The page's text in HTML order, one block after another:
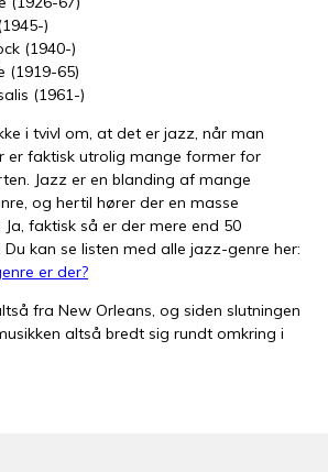
)
(1940-)
(1919-65)
(1961-)
i tvivl om, at det er jazz, når man
er faktisk utrolig mange former for
Jazz er en blanding af mange
og hertil hører der en masse
faktisk så er der mere end 50
kan se listen med alle jazz-genre her:
er der?
fra New Orleans, og siden slutningen
altså bredt sig rundt omkring i